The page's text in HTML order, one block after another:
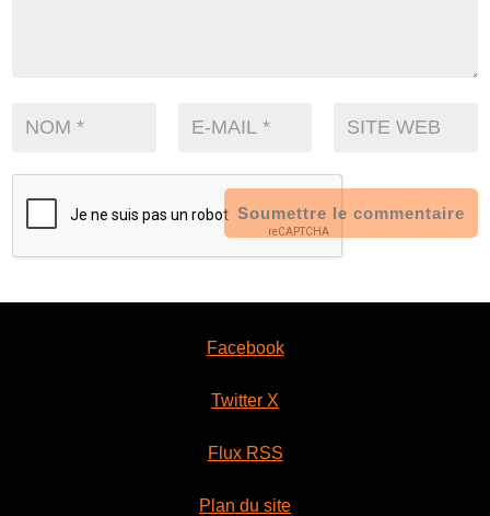
Soumettre le commentaire
Facebook
Twitter X
Flux RSS
Plan du site